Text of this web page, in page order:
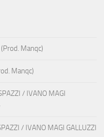
Manqc)
Manqc)
/ IVANO MAGI
/ IVANO MAGI GALLUZZI